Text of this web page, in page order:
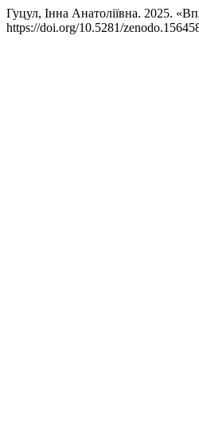
Гуцул, Інна Анатоліївна. 2025.
https://doi.org/10.5281/